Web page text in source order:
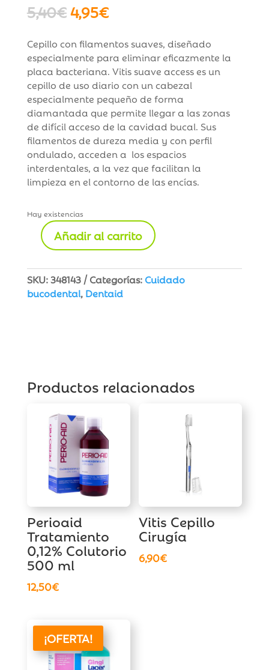
5,40€El
precio
original
era:
5,40€.
4,95€El
precio
actual
es:
4,95€.
Cepillo con filamentos suaves, diseñado
especialmente para eliminar eficazmente la
placa bacteriana. Vitis suave access es un
cepillo de uso diario con un cabezal
especialmente pequeño de forma
diamantada que permite llegar a las zonas
de difícil acceso de la cavidad bucal. Sus
filamentos de dureza media y con perfil
ondulado, acceden a los espacios
interdentales, a la vez que facilitan la
limpieza en el contorno de las encías.
Hay existencias
Vitis
Suave
Access
cantidad
Añadir al carrito
SKU:348143 Categorías:Cuidado
bucodental, Dentaid
Productos relacionados
Perioaid
Tratamiento
0,12% Colutorio
500 ml
12,50€
Vitis Cepillo
Cirugía
6,90€
¡OFERTA!